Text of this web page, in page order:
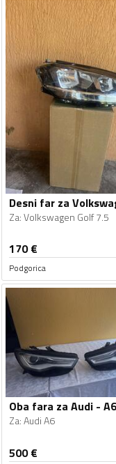
Za:Volkswagen Golf 7.5
170€
Podgorica
Za:Audi A6
500€